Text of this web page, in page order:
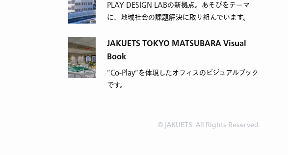
PLAY DESIGN LABの新拠点。あそびをテーマ
に、地域社会の課題解決に取り組んでいます。
JAKUETS TOKYO MATSUBARA Visual
Book
”Co-Play“を体現したオフィスのビジュアルブック
です。
© JAKUETS. All Rights Reserved.